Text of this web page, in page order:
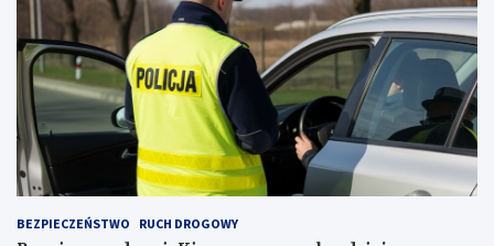
BEZPIECZEŃSTWO RUCH DROGOWY